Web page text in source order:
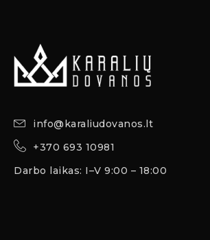
info@karaliudovanos.lt
+370 693 10981
Darbo laikas: I–V 9:00 – 18:00